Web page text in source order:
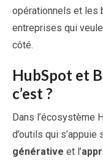
opérationnels et les
entreprises qui
côté.
HubSpot et
c’est ?
Dans l’écosystème
d’outils qui s’appuie
générative et l’